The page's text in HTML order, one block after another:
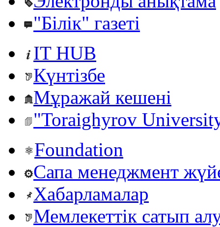
"Білік" газеті
IT HUB
Күнтізбе
Мұражай кешені
"Toraighyrov
Foundation
Сапа менеджмент
Хабарламалар
Мемлекеттік сатып